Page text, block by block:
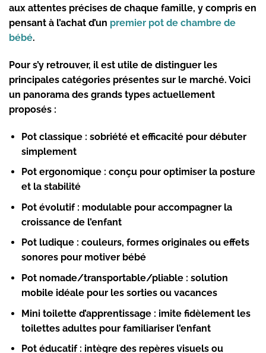
aux attentes précises de chaque famille, y compris en
pensant à l’achat d’un premier pot de chambre de
bébé.
Pour s’y retrouver, il est utile de distinguer les
principales catégories présentes sur le marché. Voici
un panorama des grands types actuellement
proposés :
Pot classique: sobriété et efficacité pour débuter
simplement
Pot ergonomique: conçu pour optimiser la posture
et la stabilité
Pot évolutif: modulable pour accompagner la
croissance de l’enfant
Pot ludique: couleurs, formes originales ou effets
sonores pour motiver bébé
Pot nomade/transportable/pliable : solution
mobile idéale pour les sorties ou vacances
Mini toilette d’apprentissage: imite fidèlement les
toilettes adultes pour familiariser l’enfant
Pot éducatif: intègre des repères visuels ou